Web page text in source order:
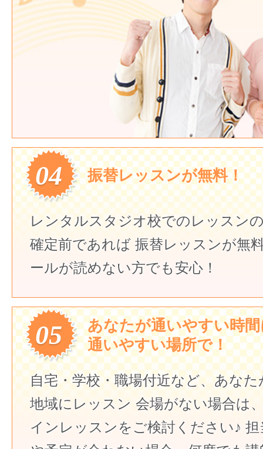
04 振替レッスンが無料！
レンタルスタジオ校でのレッスン
確定前であれば 振替レッスンが無
ールが読めない方でも安心！
05
あなたが通いやすい時
通いやすい場所で！
自宅・学校・職場付近など、あな
地域にレッスン 会場がない場合は
インレッスンをご検討ください♪ 担